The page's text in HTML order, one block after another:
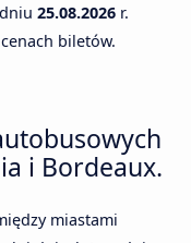
25.08.2026 r.
biletów.
i Bordeaux.
miastami